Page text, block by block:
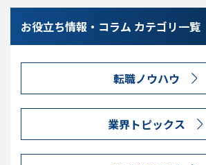
お役立ち情報・コラム カテゴリ一覧
転職ノウハウ
業界トピックス